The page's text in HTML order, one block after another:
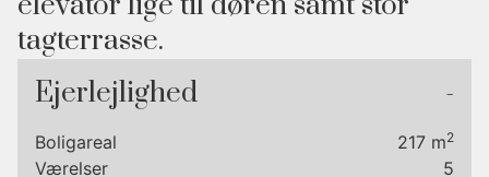
tagterrasse.
Centralt beliggende penthouselejlighed på 217 m2 med pragtfuld udsigt
Ejerlejlighed -
Boligareal 217 m2
Værelser
5